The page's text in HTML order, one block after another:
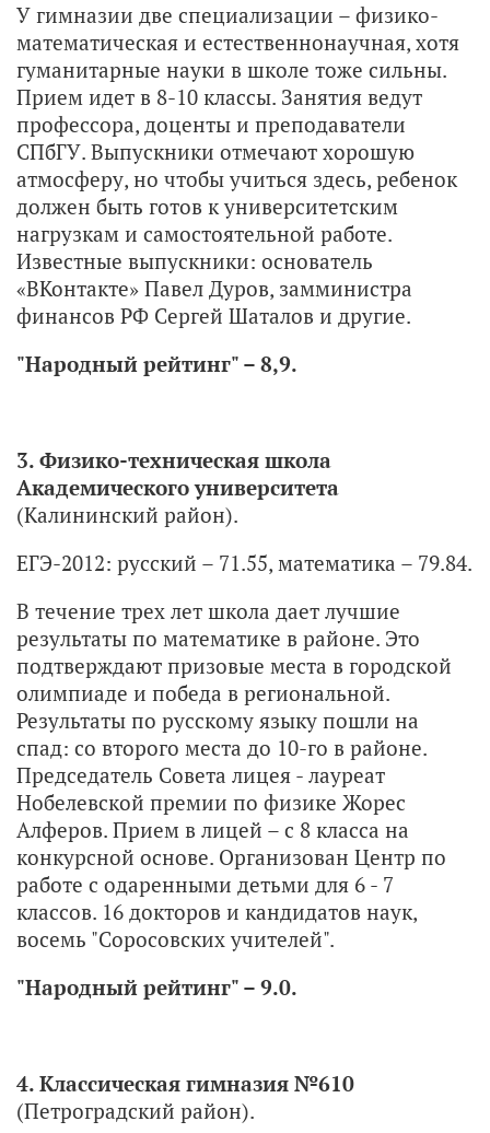
У гимназии две специализации – физико-
математическая и естественнонаучная, хотя
гуманитарные науки в школе тоже сильны.
Прием идет в 8-10 классы. Занятия ведут
профессора, доценты и преподаватели
СПбГУ. Выпускники отмечают хорошую
атмосферу, но чтобы учиться здесь, ребенок
должен быть готов к университетским
нагрузкам и самостоятельной работе.
Известные выпускники: основатель
«ВКонтакте» Павел Дуров, замминистра
финансов РФ Сергей Шаталов и другие.
"Народный рейтинг" – 8,9.
3. Физико-техническая школа
Академического университета
(Калининский район).
ЕГЭ-2012: русский – 71.55, математика – 79.84.
В течение трех лет школа дает лучшие
результаты по математике в районе. Это
подтверждают призовые места в городской
олимпиаде и победа в региональной.
Результаты по русскому языку пошли на
спад: со второго места до 10-го в районе.
Председатель Совета лицея - лауреат
Нобелевской премии по физике Жорес
Алферов. Прием в лицей – с 8 класса на
конкурсной основе. Организован Центр по
работе с одаренными детьми для 6 - 7
классов. 16 докторов и кандидатов наук,
восемь "Соросовских учителей".
"Народный рейтинг" – 9.0.
4. Классическая гимназия №610
(Петроградский район).